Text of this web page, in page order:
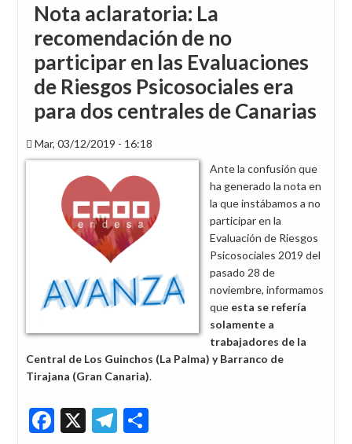
Nota aclaratoria: La
recomendación de no
participar en las Evaluaciones
de Riesgos Psicosociales era
para dos centrales de Canarias
Mar, 03/12/2019 - 16:18
Ante la confusión que
ha generado la nota en
la que instábamos a no
participar en la
Evaluación de Riesgos
Psicosociales 2019 del
pasado 28 de
noviembre, informamos
que esta se refería
solamente a
trabajadores de la
Central de Los Guinchos (La Palma) y Barranco de
Tirajana (Gran Canaria).
Facebook
X Telegram